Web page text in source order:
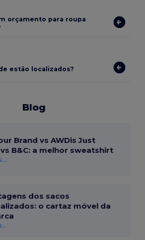
orçamento para roupa
estão localizados?
Blog
Brand vs AWDis Just
B&C: a melhor sweatshirt
dos sacos
o cartaz móvel da